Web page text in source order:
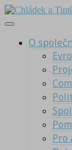
O
Pro